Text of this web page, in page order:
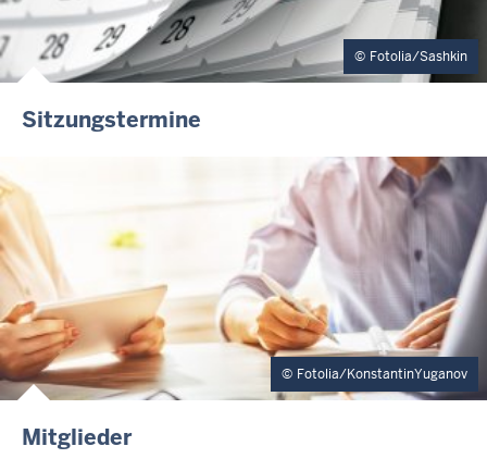
Fotolia/Sashkin
Sitzungstermine
Fotolia/KonstantinYuganov
Mitglieder